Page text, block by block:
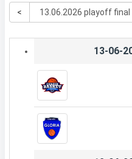
<
13-06-